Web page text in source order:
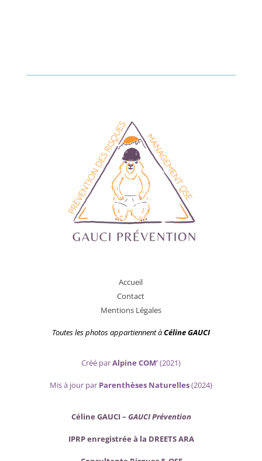
Accueil
Contact
Mentions Légales
Toutes les photos appartiennentàCéline GAUCI
Créé parAlpine COM’(2021)
Misà jour par Parenthèses Naturelles(2024)
Céline GAUCI –GAUCI Prévention
IPRP enregistrée à la DREETS ARA